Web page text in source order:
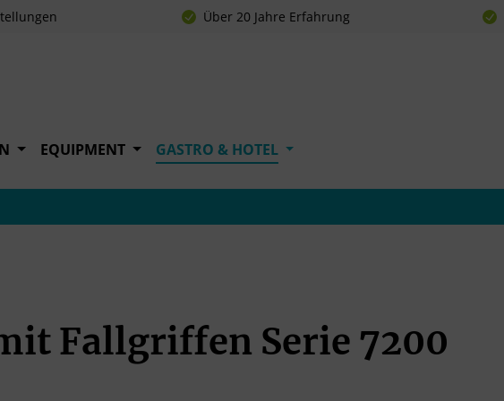
Über 20 Jahre Erfahrung
EQUIPMENT GASTRO & HOTEL
Fallgriffen Serie 7200